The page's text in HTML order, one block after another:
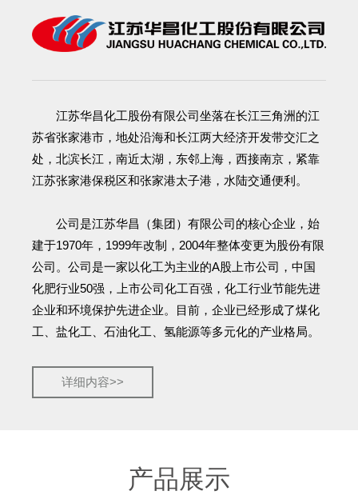
江苏华昌化工股份有限公司坐落在长江三角洲的江
苏省张家港市，地处沿海和长江两大经济开发带交汇之
处，北滨长江，南近太湖，东邻上海，西接南京，紧靠
江苏张家港保税区和张家港太子港，水陆交通便利。
公司是江苏华昌（集团）有限公司的核心企业，始
建于1970年，1999年改制，2004年整体变更为股份有限
公司。公司是一家以化工为主业的A股上市公司，中国
化肥行业50强，上市公司化工百强，化工行业节能先进
企业和环境保护先进企业。目前，企业已经形成了煤化
工、盐化工、石油化工、氢能源等多元化的产业格局。
详细内容>>
产品展示